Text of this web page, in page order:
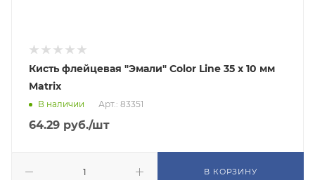
Кисть флейцевая "Эмали" Color Line 35 х 10 мм
Matrix
В наличии Арт.: 83351
64.29 руб./шт
В КОРЗИНУ